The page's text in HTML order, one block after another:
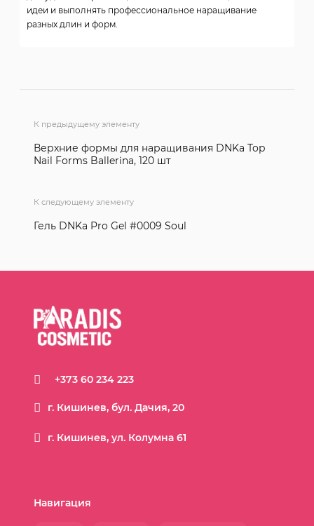
идеи и выполнять профессиональное наращивание
разных длин и форм.
К предыдущему элементу
Верхние формы для наращивания DNKa Top
Nail Forms Ballerina, 120 шт
К следующему элементу
Гель DNKa Pro Gel #0009 Soul
г. Кишинев, ул. Колумна 61
+373 60 234 223
г. Кишинев, бул. Дачия, 20
Навигация